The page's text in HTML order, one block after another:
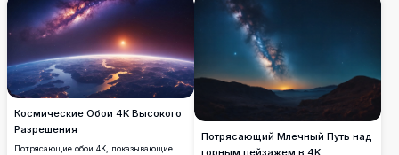
Космические Обои 4K Высокого
Разрешения
Потрясающие обои 4K, показывающие
Потрясающий Млечный Путь над
горным пейзажем в 4K